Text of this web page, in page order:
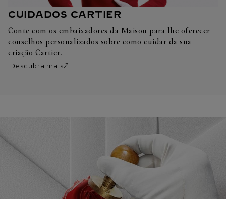
CUIDADOS CARTIER
Conte com os embaixadores da Maison para lhe oferecer
conselhos personalizados sobre como cuidar da sua
criação Cartier.
Descubra mais